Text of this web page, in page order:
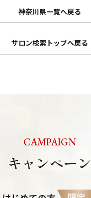
神奈川県一覧へ戻る
サロン検索トップへ戻る
CAMPAIGN
キャンペーン